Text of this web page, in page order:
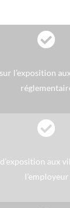
l’exposition
aux
l’employeur